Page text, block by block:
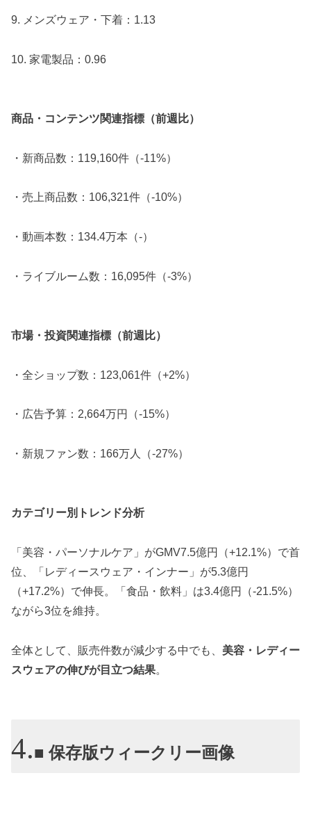
9. メンズウェア・下着：1.13
10. 家電製品：0.96
商品・コンテンツ関連指標（前週比）
・新商品数：119,160件（-11%）
・売上商品数：106,321件（-10%）
・動画本数：134.4万本（-）
・ライブルーム数：16,095件（-3%）
市場・投資関連指標（前週比）
・全ショップ数：123,061件（+2%）
・広告予算：2,664万円（-15%）
・新規ファン数：166万人（-27%）
カテゴリー別トレンド分析
「美容・パーソナルケア」がGMV7.5億円（+12.1%）で首
位、「レディースウェア・インナー」が5.3億円
（+17.2%）で伸長。「食品・飲料」は3.4億円（-21.5%）
ながら3位を維持。
全体として、販売件数が減少する中でも、 美容・レディー
スウェアの伸びが目立つ結果。
■ 保存版ウィークリー画像